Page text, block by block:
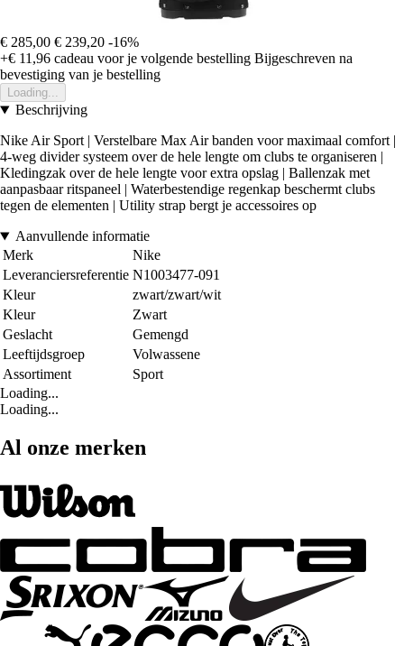
€ 285,00 € 239,20 -16%
+€ 11,96 cadeau voor je volgende bestelling Bijgeschreven na
bevestiging van je bestelling
Loading...
Beschrijving
Nike Air Sport | Verstelbare Max Air banden voor maximaal comfort |
4-weg divider systeem over de hele lengte om clubs te organiseren |
Kledingzak over de hele lengte voor extra opslag | Ballenzak met
aanpasbaar ritspaneel | Waterbestendige regenkap beschermt clubs
tegen de elementen | Utility strap bergt je accessoires op
Aanvullende informatie
Merk
Nike
Leveranciersreferentie N1003477-091
Kleur
zwart/zwart/wit
Kleur
Zwart
Geslacht
Gemengd
Leeftijdsgroep
Volwassene
Assortiment
Sport
Loading...
Loading...
Al onze merken